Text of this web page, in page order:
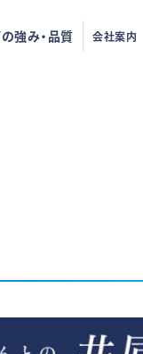
強み・品質 会社案内